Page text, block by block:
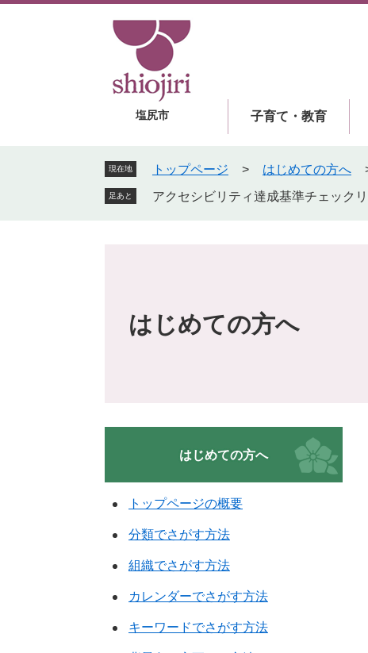
塩尻市 子育て・教育
現在地 トップページ > はじめての方へ
足あと アクセシビリティ達成基準チェックリ
はじめての方へ
はじめての方へ
トップページの概要
分類でさがす方法
組織でさがす方法
カレンダーでさがす方法
キーワードでさがす方法